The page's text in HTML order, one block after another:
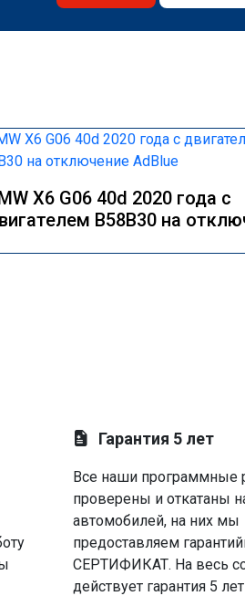
X6 G06 40d 2020 года с
B58B30 на
Гарантия 5 лет
Все наши программные
проверены и откатаны
автомобилей, на них мы
предоставляем
СЕРТИФИКАТ. На весь
действует гарантия 5